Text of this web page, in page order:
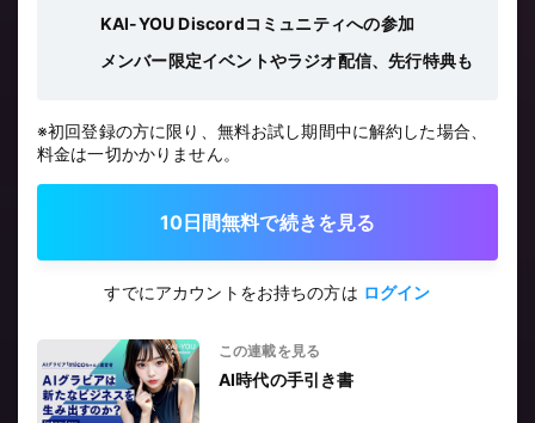
KAI-YOU Discordコミュニティへの参加
メンバー限定イベントやラジオ配信、先行特典も
※初回登録の方に限り、無料お試し期間中に解約した場合、
料金は一切かかりません。
10日間無料で続きを見る
すでにアカウントをお持ちの方は ログイン
この連載を見る
AI時代の手引き書